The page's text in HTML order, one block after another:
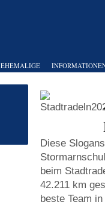
EHEMALIGE
Diese
beim
42.211 km
beste Team